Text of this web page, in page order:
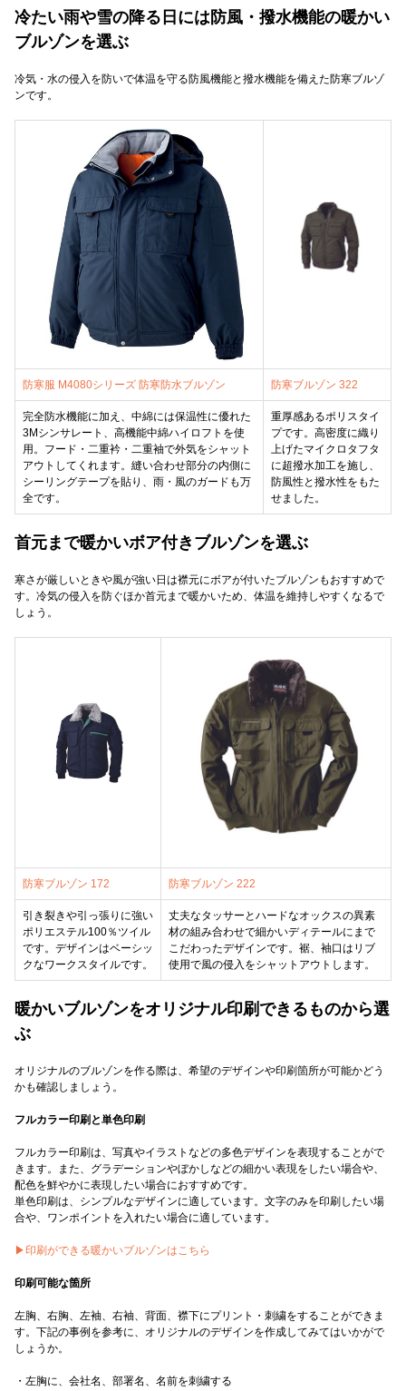
冷たい雨や雪の降る日には防風・撥水機能の暖かい
ブルゾンを選ぶ
冷気・水の侵入を防いで体温を守る防風機能と撥水機能を備えた防寒ブルゾ
ンです。
防寒服 M4080シリーズ 防寒防水ブルゾン 防寒ブルゾン 322
完全防水機能に加え、中綿には保温性に優れた
3Mシンサレート、高機能中綿ハイロフトを使
用。フード・二重衿・二重袖で外気をシャット
アウトしてくれます。縫い合わせ部分の内側に
シーリングテープを貼り、雨・風のガードも万
全です。
重厚感あるポリスタイ
プです。高密度に織り
上げたマイクロタフタ
に超撥水加工を施し、
防風性と撥水性をもた
せました。
首元まで暖かいボア付きブルゾンを選ぶ
寒さが厳しいときや風が強い日は襟元にボアが付いたブルゾンもおすすめで
す。冷気の侵入を防ぐほか首元まで暖かいため、体温を維持しやすくなるで
しょう。
防寒ブルゾン 172 防寒ブルゾン 222
引き裂きや引っ張りに強い
ポリエステル100％ツイル
です。デザインはベーシッ
クなワークスタイルです。
丈夫なタッサーとハードなオックスの異素
材の組み合わせで細かいディテールにまで
こだわったデザインです。裾、袖口はリブ
使用で風の侵入をシャットアウトします。
暖かいブルゾンをオリジナル印刷できるものから選
ぶ
オリジナルのブルゾンを作る際は、希望のデザインや印刷箇所が可能かどう
かも確認しましょう。
フルカラー印刷と単色印刷
フルカラー印刷は、写真やイラストなどの多色デザインを表現することがで
きます。また、グラデーションやぼかしなどの細かい表現をしたい場合や、
配色を鮮やかに表現したい場合におすすめです。
単色印刷は、シンプルなデザインに適しています。文字のみを印刷したい場
合や、ワンポイントを入れたい場合に適しています。
▶印刷ができる暖かいブルゾンはこちら
印刷可能な箇所
左胸、右胸、左袖、右袖、背面、襟下にプリント・刺繍をすることができま
す。下記の事例を参考に、オリジナルのデザインを作成してみてはいかがで
しょうか。
・左胸に、会社名、部署名、名前を刺繍する